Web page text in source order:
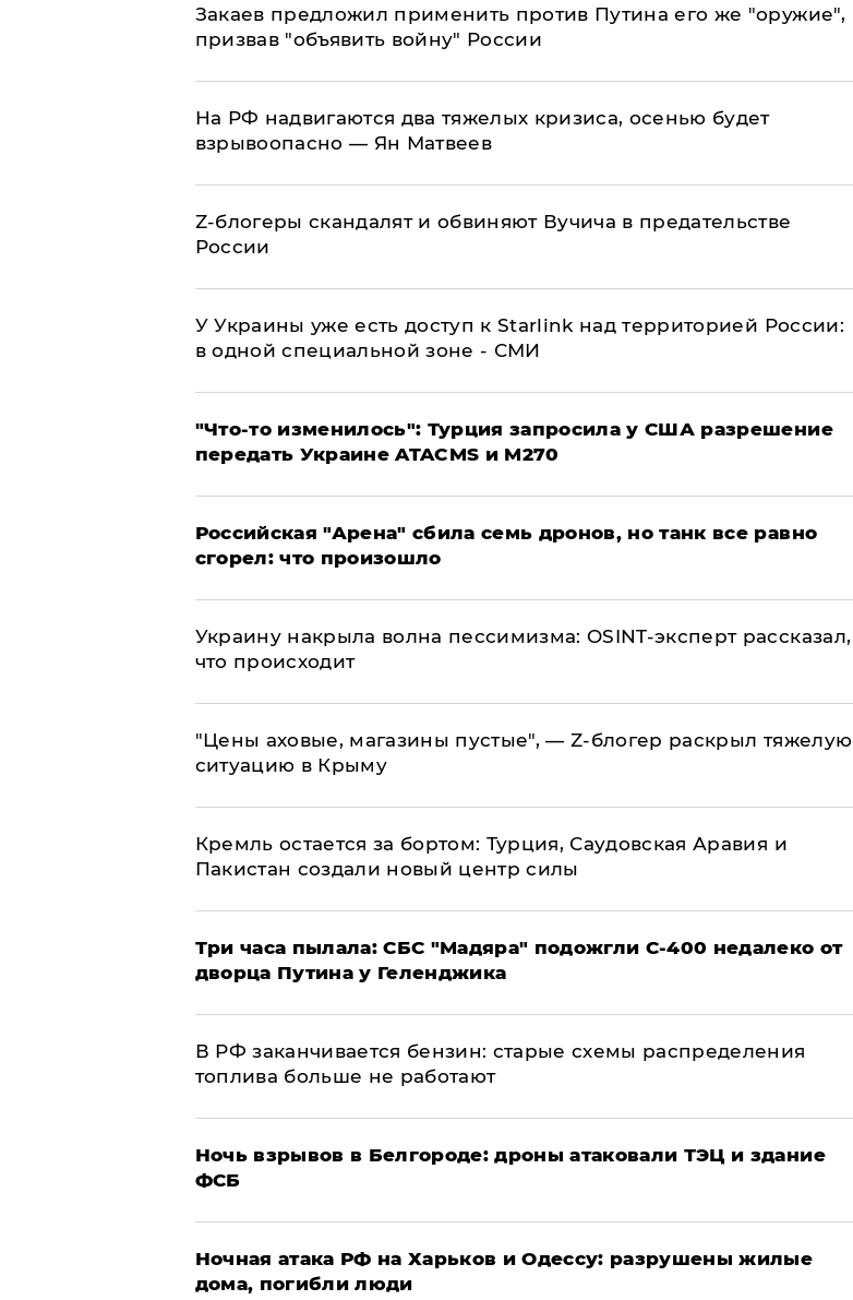
Закаев предложил применить против Путина его же "оружие",
призвав "объявить войну" России
На РФ надвигаются два тяжелых кризиса, осенью будет
взрывоопасно — Ян Матвеев
Z-блогеры скандалят и обвиняют Вучича в предательстве
России
У Украины уже есть доступ к Starlink над территорией России:
в одной специальной зоне - СМИ
​"Что-то изменилось": Турция запросила у США разрешение
передать Украине ATACMS и M270
​Российская "Арена" сбила семь дронов, но танк все равно
сгорел: что произошло
​Украину накрыла волна пессимизма: OSINT-эксперт рассказал,
что происходит
​"Цены аховые, магазины пустые", — Z-блогер раскрыл тяжелую
ситуацию в Крыму
​Кремль остается за бортом: Турция, Саудовская Аравия и
Пакистан создали новый центр силы
Три часа пылала: СБС "Мадяра" подожгли С-400 недалеко от
дворца Путина у Геленджика
​В РФ заканчивается бензин: старые схемы распределения
топлива больше не работают
​Ночь взрывов в Белгороде: дроны атаковали ТЭЦ и здание
ФСБ
​Ночная атака РФ на Харьков и Одессу: разрушены жилые
дома, погибли люди